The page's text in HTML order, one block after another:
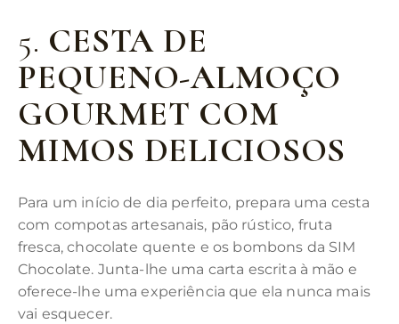
5. CESTA DE
PEQUENO-ALMOÇO
GOURMET COM
MIMOS DELICIOSOS
Para um início de dia perfeito, prepara uma cesta
com compotas artesanais, pão rústico, fruta
fresca, chocolate quente e os bombons da SIM
Chocolate. Junta-lhe uma carta escrita à mão e
oferece-lhe uma experiência que ela nunca mais
vai esquecer.